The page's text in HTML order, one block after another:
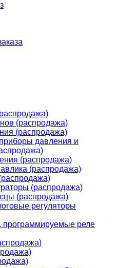
(распродажа)
(распродажа)
давления и
(распродажа)
(распродажа)
(распродажа)
(распродажа)
регуляторы
программируемые реле